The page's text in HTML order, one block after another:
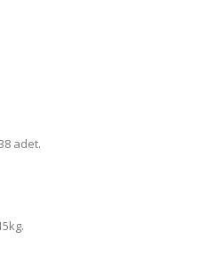
adet.